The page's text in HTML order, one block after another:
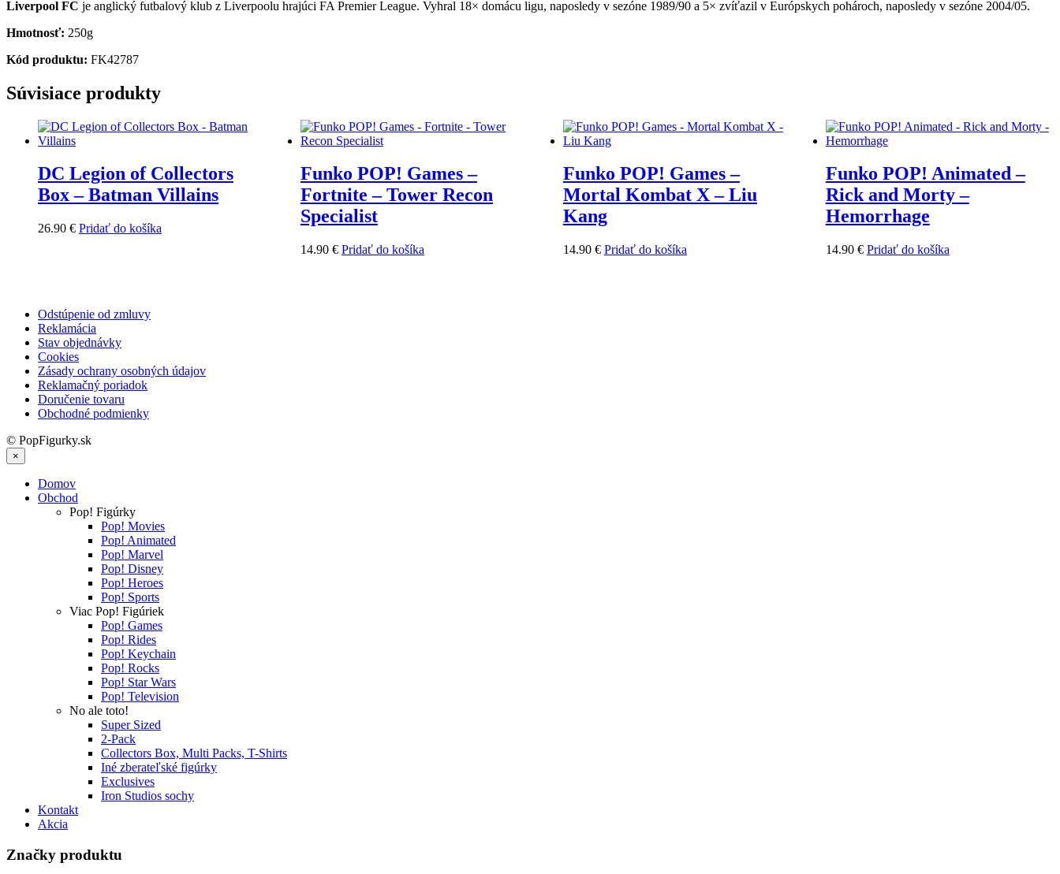
Liverpool FC je anglický futbalový klub z Liverpoolu hrajúci FA Premier League. Vyhral 18× domácu ligu, naposledy v sezóne 1989/90 a 5× zvíťazil v Európskych pohároch, naposledy v sezóne 2004/05.
Hmotnosť: 250g
Kód produktu: FK42787
Súvisiace produkty
DC Legion of Collectors
Box – Batman Villains
26.90 € Pridať do košíka
Funko POP! Games –
Fortnite – Tower Recon
Specialist
14.90 € Pridať do košíka
Funko POP! Games –
Mortal Kombat X – Liu
Kang
14.90 € Pridať do košíka
Funko POP! Animated –
Rick and Morty –
Hemorrhage
14.90 € Pridať do košíka
Odstúpenie od zmluvy
Reklamácia
Stav objednávky
Cookies
Zásady ochrany osobných údajov
Reklamačný poriadok
Doručenie tovaru
Obchodné podmienky
© PopFigurky.sk
×
Domov
Obchod
Pop! Figúrky
Pop! Movies
Pop! Animated
Pop! Marvel
Pop! Disney
Pop! Heroes
Pop! Sports
Viac Pop! Figúriek
Pop! Games
Pop! Rides
Pop! Keychain
Pop! Rocks
Pop! Star Wars
Pop! Television
No ale toto!
Super Sized
2-Pack
Collectors Box, Multi Packs, T-Shirts
Iné zberateľské figúrky
Exclusives
Iron Studios sochy
Kontakt
Akcia
Značky produktu